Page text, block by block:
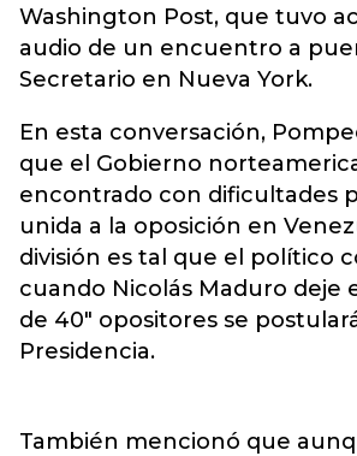
Washington Post, que tuvo
audio de un encuentro a
Secretario en Nueva York.
En esta conversación,
que el Gobierno
encontrado con dificultades
unida a la oposición en
división es tal que el político
cuando Nicolás Maduro deje
de 40" opositores se
Presidencia.
También mencionó que